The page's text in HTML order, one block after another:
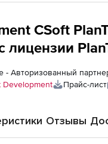
CSoft
лицензии
- Авторизованный
Development Прайс-лист
Отзывы